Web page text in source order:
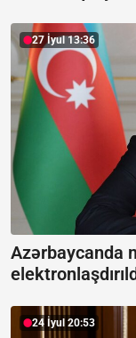
27 İyul 13:36
Azərbaycanda
24 İyul 20:53